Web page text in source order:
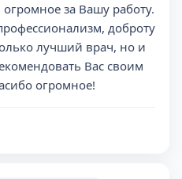
за Вашу работу.
доброту
лучший врач, но и
Вас своим
огромное!